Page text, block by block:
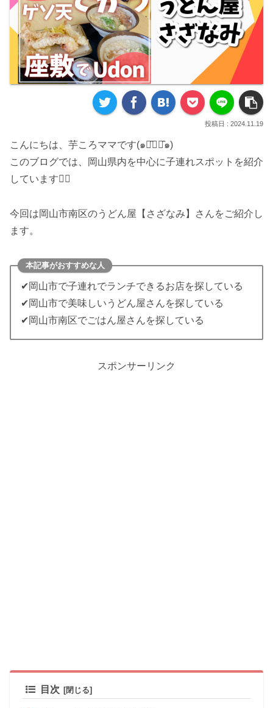
2024.11.19
こんにちは、芋ころママです(๑･̑◡･̑๑)
このブログでは、岡山県内を中心に子連れスポットを紹介
しています♡⃛
今回は岡山市南区のうどん屋【さざなみ】さんをご紹介し
ます。
本記事がおすすめな人
✔岡山市で子連れでランチできるお店を探している
✔岡山市で美味しいうどん屋さんを探している
✔岡山市南区でごはん屋さんを探している
スポンサーリンク
目次